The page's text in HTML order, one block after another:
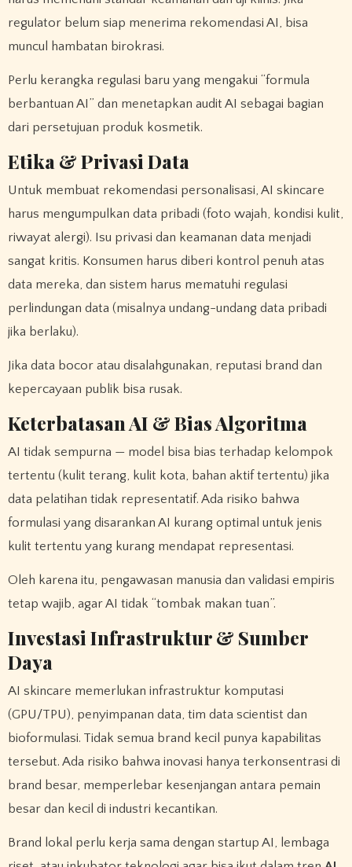
regulator belum siap menerima rekomendasi AI, bisa
muncul hambatan birokrasi.
Perlu kerangka regulasi baru yang mengakui “formula
berbantuan AI” dan menetapkan audit AI sebagai bagian
dari persetujuan produk kosmetik.
Etika & Privasi Data
Untuk membuat rekomendasi personalisasi, AI skincare
harus mengumpulkan data pribadi (foto wajah, kondisi kulit,
riwayat alergi). Isu privasi dan keamanan data menjadi
sangat kritis. Konsumen harus diberi kontrol penuh atas
data mereka, dan sistem harus mematuhi regulasi
perlindungan data (misalnya undang-undang data pribadi
jika berlaku).
Jika data bocor atau disalahgunakan, reputasi brand dan
kepercayaan publik bisa rusak.
Keterbatasan AI & Bias Algoritma
AI tidak sempurna — model bisa bias terhadap kelompok
tertentu (kulit terang, kulit kota, bahan aktif tertentu) jika
data pelatihan tidak representatif. Ada risiko bahwa
formulasi yang disarankan AI kurang optimal untuk jenis
kulit tertentu yang kurang mendapat representasi.
Oleh karena itu, pengawasan manusia dan validasi empiris
tetap wajib, agar AI tidak “tombak makan tuan”.
Investasi Infrastruktur & Sumber
Daya
AI skincare memerlukan infrastruktur komputasi
(GPU/TPU), penyimpanan data, tim data scientist dan
bioformulasi. Tidak semua brand kecil punya kapabilitas
tersebut. Ada risiko bahwa inovasi hanya terkonsentrasi di
brand besar, memperlebar kesenjangan antara pemain
besar dan kecil di industri kecantikan.
Brand lokal perlu kerja sama dengan startup AI, lembaga